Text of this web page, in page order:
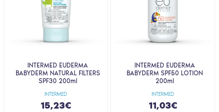
INTERMED
INTERMED EUDERMA
BABYDERM NATURAL FILTERS
SPF30 200ml
15,23€
INTERMED
INTERMED EUDERMA
BABYDERM SPF50 LOTION
200ml
11,03€